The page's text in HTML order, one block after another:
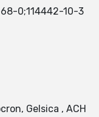
68-0;114442-10-3
Gelsica , ACH